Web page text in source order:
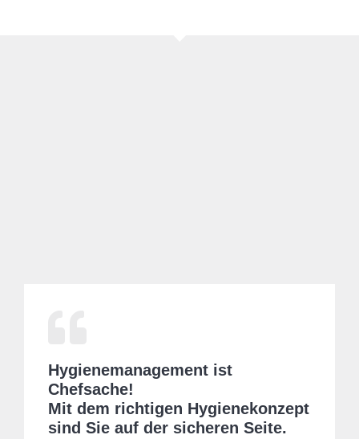
Hygienemanagement ist
Chefsache!
Mit dem richtigen Hygienekonzept
sind Sie auf der sicheren Seite.